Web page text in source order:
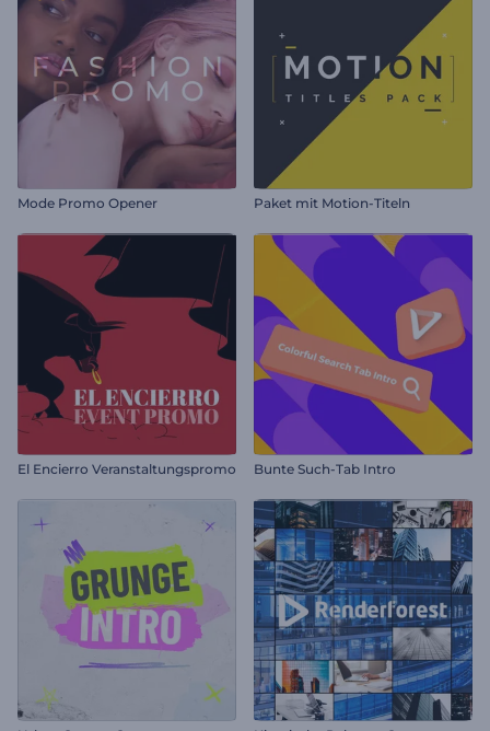
Mode Promo Opener Paket mit Motion-Titeln
El Encierro Veranstaltungspromo Bunte Such-Tab Intro